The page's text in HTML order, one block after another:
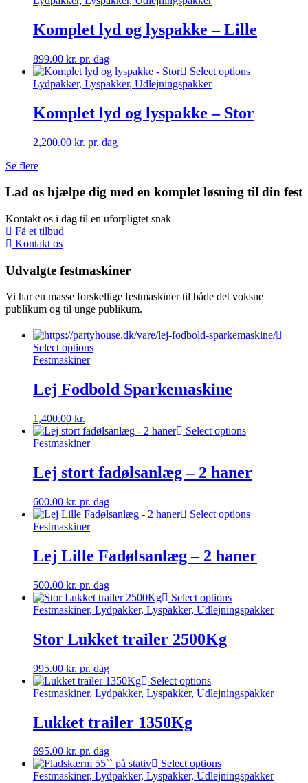
Komplet lyd og lyspakke – Lille
899.00 kr. pr. dag
Select options
Lydpakker, Lyspakker, Udlejningspakker
Komplet lyd og lyspakke – Stor
2,200.00 kr. pr. dag
Se flere
Lad os hjælpe dig med en komplet løsning til din fest
Kontakt os i dag til en uforpligtet snak
Få et tilbud
Kontakt os
Udvalgte festmaskiner
Vi har en masse forskellige festmaskiner til både det voksne
publikum og til unge publikum.
Select options
Festmaskiner
Lej Fodbold Sparkemaskine
1,400.00 kr.
Select options
Festmaskiner
Lej stort fadølsanlæg – 2 haner
600.00 kr. pr. dag
Select options
Festmaskiner
Lej Lille Fadølsanlæg – 2 haner
500.00 kr. pr. dag
Select options
Festmaskiner, Lydpakker, Lyspakker, Udlejningspakker
Stor Lukket trailer 2500Kg
995.00 kr. pr. dag
Select options
Festmaskiner, Lydpakker, Lyspakker, Udlejningspakker
Lukket trailer 1350Kg
695.00 kr. pr. dag
Select options
Festmaskiner, Lydpakker, Lyspakker, Udlejningspakker